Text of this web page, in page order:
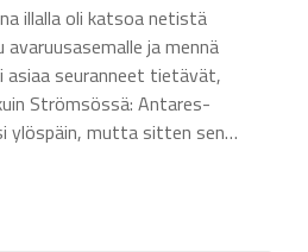
illalla oli katsoa netistä
avaruusasemalle ja mennä
asiaa seuranneet tietävät,
Strömsössä: Antares-
ylöspäin, mutta sitten sen…